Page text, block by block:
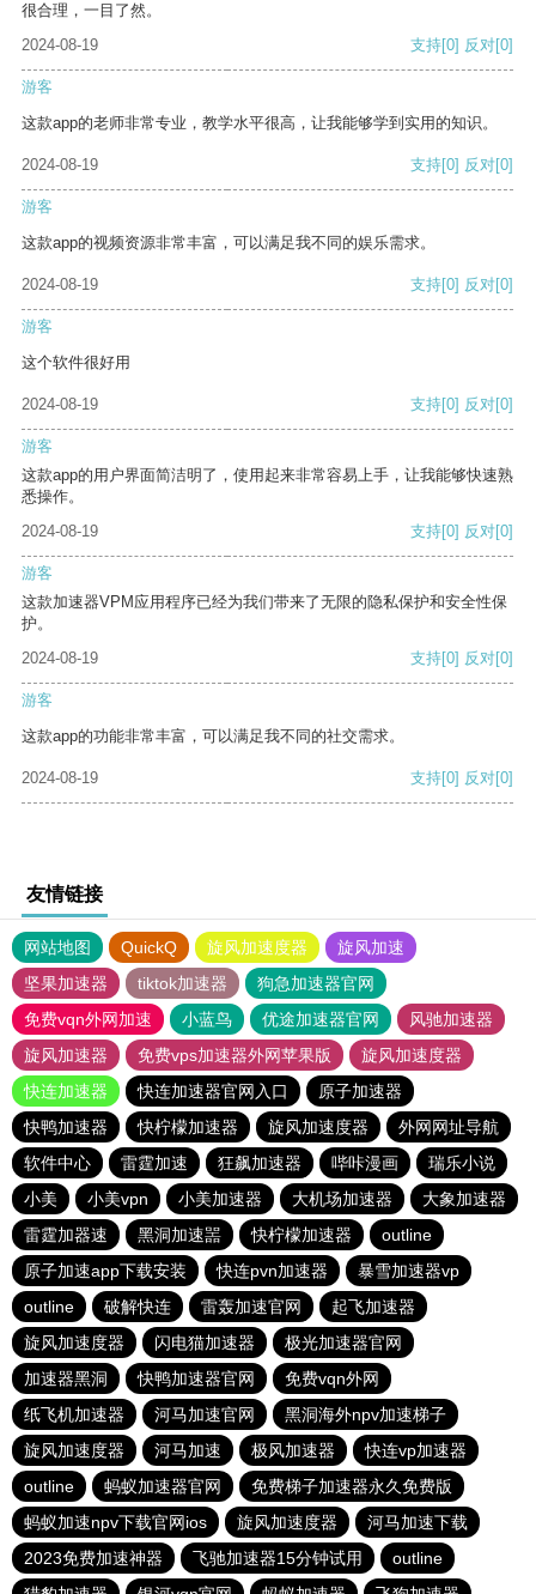
很合理，一目了然。
2024-08-19
支持[0] 反对[0]
游客
这款app的老师非常专业，教学水平很高，让我能够学到实用的知识。
2024-08-19 支持[0] 反对[0]
游客
这款app的视频资源非常丰富，可以满足我不同的娱乐需求。
2024-08-19 支持[0] 反对[0]
游客
这个软件很好用
2024-08-19 支持[0] 反对[0]
游客
这款app的用户界面简洁明了，使用起来非常容易上手，让我能够快速熟
悉操作。
2024-08-19
支持[0] 反对[0]
游客
这款加速器VPM应用程序已经为我们带来了无限的隐私保护和安全性保
护。
2024-08-19
支持[0] 反对[0]
游客
这款app的功能非常丰富，可以满足我不同的社交需求。
2024-08-19 支持[0] 反对[0]
友情链接
网站地图 QuickQ 旋风加速度器
旋风加速
坚果加速器
tiktok加速器
狗急加速器官网
免费vqn外网加速
小蓝鸟 优途加速器官网
风驰加速器
旋风加速器
免费vps加速器外网苹果版
旋风加速度器
快连加速器
快连加速器官网入口
原子加速器
快鸭加速器
快柠檬加速器 旋风加速度器
外网网址导航
软件中心
雷霆加速 狂飙加速器 哔咔漫画
瑞乐小说
小美
小美vpn 小美加速器 大机场加速器
大象加速器
雷霆加器速
黑洞加速噐 快柠檬加速器
outline
原子加速app下载安装
快连pvn加速器
暴雪加速器vp
outline
破解快连 雷轰加速官网
起飞加速器
旋风加速度器
闪电猫加速器
极光加速器官网
加速器黑洞
快鸭加速器官网
免费vqn外网
纸飞机加速器
河马加速官网
黑洞海外npv加速梯子
旋风加速度器
河马加速 极风加速器
快连vp加速器
outline
蚂蚁加速器官网
免费梯子加速器永久免费版
蚂蚁加速npv下载官网ios
旋风加速度器
河马加速下载
2023免费加速神器
飞驰加速器15分钟试用
outline